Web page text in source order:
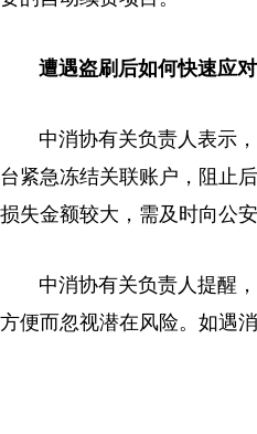
遭遇盗刷后如何快速应对
中消协有关负责人表示，
台紧急冻结关联账户，阻止
损失金额较大，需及时向公
中消协有关负责人提醒，
方便而忽视潜在风险。如遇